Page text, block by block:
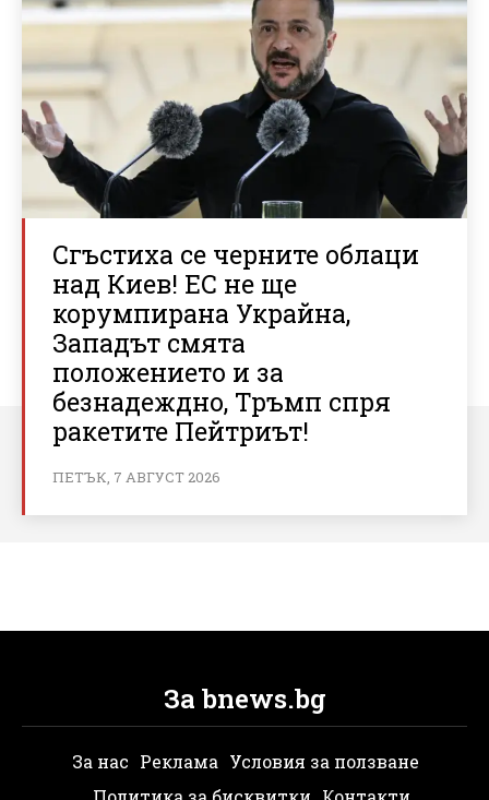
Сгъстиха се черните облаци
над Киев! ЕС не ще
корумпирана Украйна,
Западът смята
положението и за
безнадеждно, Тръмп спря
ракетите Пейтриът!
ПЕТЪК, 7 АВГУСТ 2026
За bnews.bg
За нас Реклама Условия за ползване